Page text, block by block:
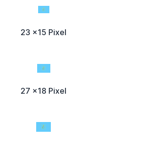
23 x15 Pixel
27 x18 Pixel